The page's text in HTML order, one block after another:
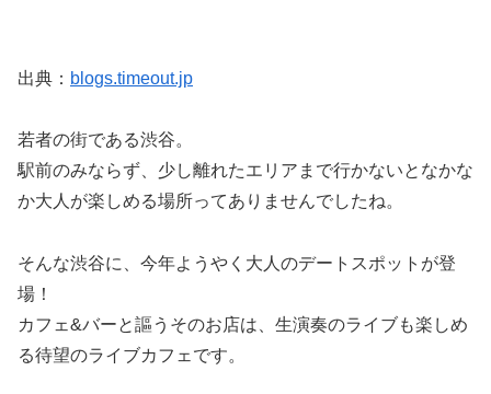
出典： blogs.timeout.jp
若者の街である渋谷。
駅前のみならず、少し離れたエリアまで行かないとなかな
か大人が楽しめる場所ってありませんでしたね。
そんな渋谷に、今年ようやく大人のデートスポットが登
場！
カフェ&バーと謳うそのお店は、生演奏のライブも楽しめ
る待望のライブカフェです。